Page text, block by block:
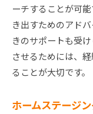
ーチすることが可
き出すためのアド
きのサポートも受
させるためには、
ることが大切です。
ホームステージ